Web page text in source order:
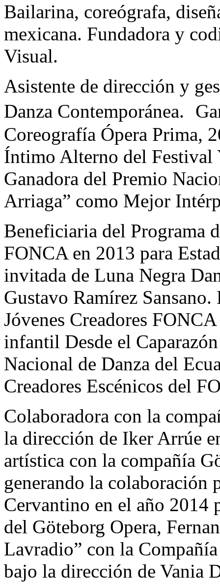
Bailarina, coreógrafa,
mexicana. Fundadora y
Visual.
Asistente de dirección y
Danza Contemporánea.
Coreografía Ópera Prima,
Íntimo Alterno del Festival
Ganadora del Premio
Arriaga” como Mejor
Beneficiaria del Programa
FONCA en 2013 para
invitada de Luna Negra
Gustavo Ramírez
Jóvenes Creadores
infantil Desde el
Nacional de Danza del
Creadores Escénicos del
Colaboradora con la
la dirección de Iker Arrúe
artística con la compañía
generando la colaboración
Cervantino en el año 2014
del Göteborg Opera,
Lavradio” con la
bajo la dirección de Vania